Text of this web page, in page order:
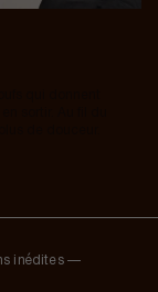
inédites —